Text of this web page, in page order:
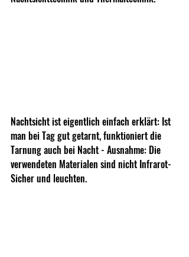
Nachtsicht ist eigentlich einfach erklärt: Ist
man bei Tag gut getarnt, funktioniert die
Tarnung auch bei Nacht - Ausnahme: Die
verwendeten Materialen sind nicht Infrarot-
Sicher und leuchten.